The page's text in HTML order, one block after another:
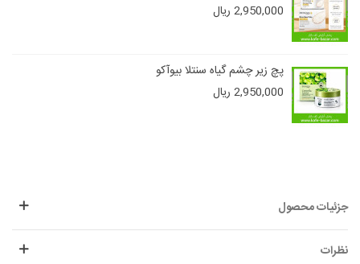
2,950,000 ریال
پچ زیر چشم گیاه سنتلا بیوآکو
2,950,000 ریال
جزئیات محصول
نظرات